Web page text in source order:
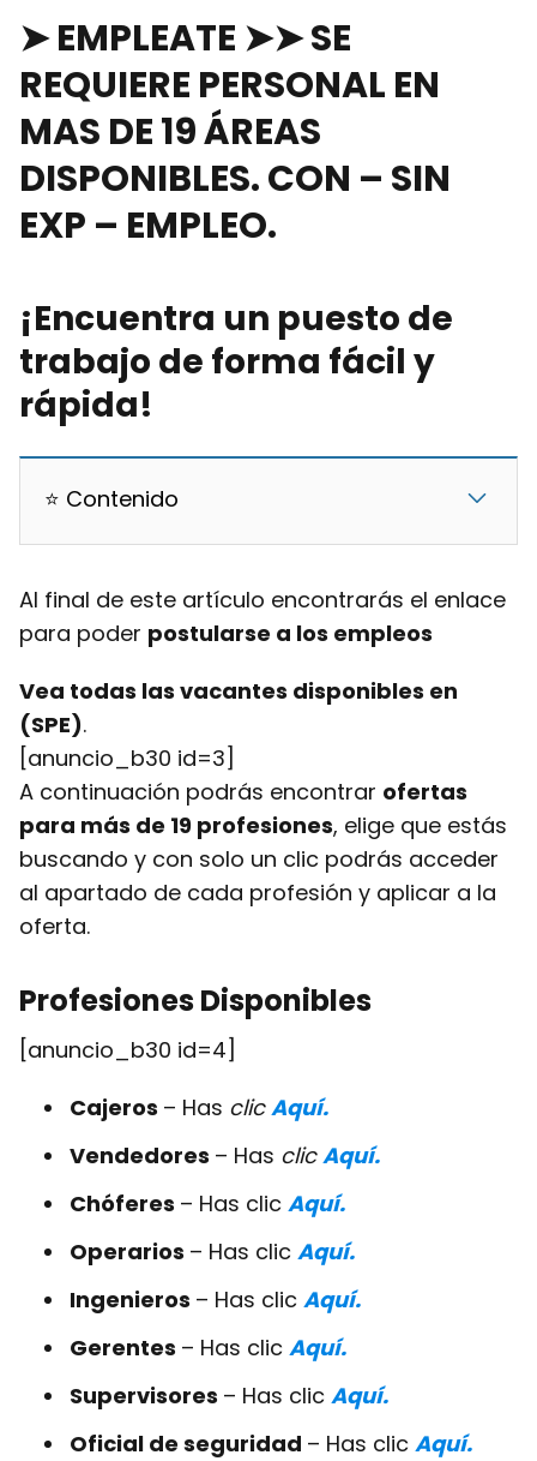
➤ EMPLEATE ➤➤ SE
REQUIERE PERSONAL EN
MAS DE 19 ÁREAS
DISPONIBLES. CON – SIN
EXP – EMPLEO.
¡Encuentra un puesto de
trabajo de forma fácil y
rápida!
⭐ Contenido
Al final de este artículo encontrarás el enlace
para poder postularse a los empleos
Vea todas las vacantes disponibles en
(SPE).
[anuncio_b30 id=3]
A continuación podrás encontrar ofertas
para más de 19 profesiones, elige que estás
buscando y con solo un clic podrás acceder
al apartado de cada profesión y aplicar a la
oferta.
Profesiones Disponibles
[anuncio_b30 id=4]
Cajeros – Has clicAquí.
Vendedores – Has clicAquí.
Chóferes – Has clic Aquí.
Operarios – Has clic Aquí.
Ingenieros – Has clic Aquí.
Gerentes – Has clic Aquí.
Supervisores – Has clic Aquí.
Oficial de seguridad – Has clic Aquí.